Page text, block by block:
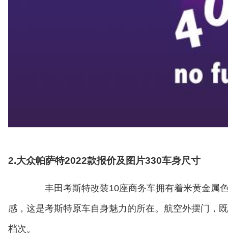
2.大众帕萨特2022款报价及图片330车身尺寸
丰田考斯特改装10座商务车拥有着米黄金属
感，这是考斯特原车自身魅力的所在。航空外摆门，
档次。